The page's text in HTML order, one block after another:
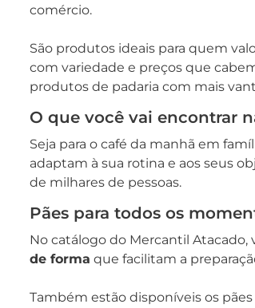
comércio.
São produtos ideais para quem
com variedade e preços que
produtos de padaria com mais
O que você vai encontrar
Seja para o café da manhã em
adaptam à sua rotina e aos seus
de milhares de pessoas.
Pães para todos os
No catálogo do Mercantil
de forma que facilitam a
Também estão disponíveis os